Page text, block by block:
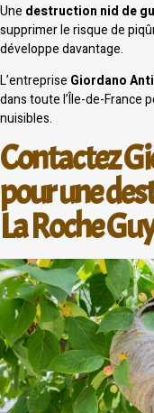
Une destruction nid de
supprimer le risque de
développe davantage.
L’entreprise Giordano
dans toute l’Île-de-France
nuisibles.
Contactez
pour une
La Roche